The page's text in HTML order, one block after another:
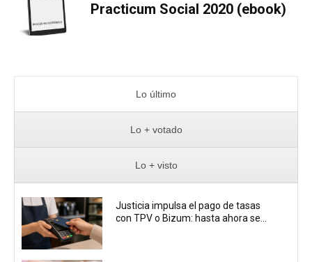
Practicum Social 2020 (ebook)
Lo último
Lo + votado
Lo + visto
Justicia impulsa el pago de tasas
con TPV o Bizum: hasta ahora se...